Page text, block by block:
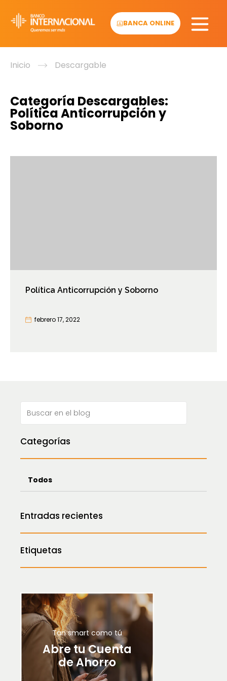
content
BANCA ONLINE
Categorías
Todos
Entradas recientes
Etiquetas
Tan smart como tú
Abre tu Cuenta
de Ahorro
Inicio Descargable
Categoría Descargables:
Política Anticorrupción y
Soborno
Política Anticorrupción y Soborno
febrero 17, 2022